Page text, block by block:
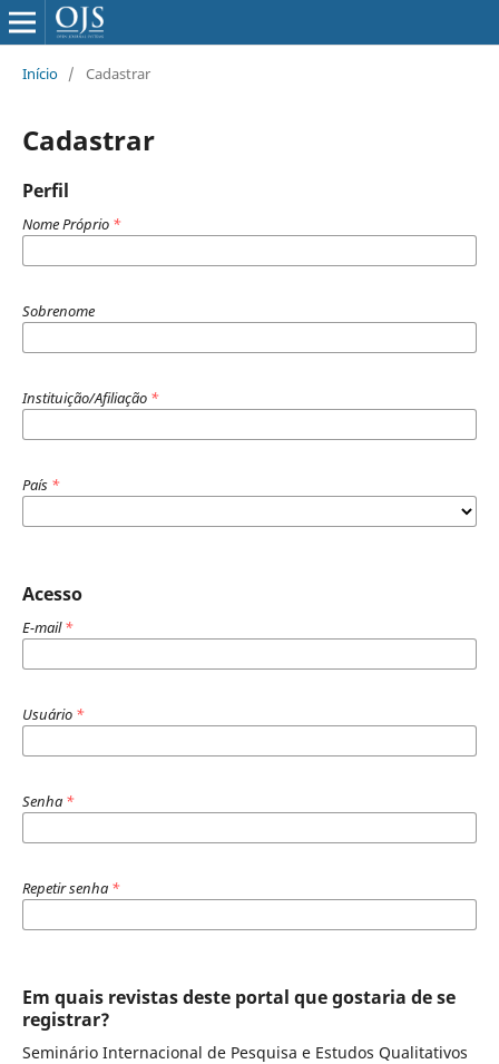
Início / Cadastrar
Cadastrar
Perfil
Nome Próprio *
Sobrenome
Instituição/Afiliação *
País *
Acesso
E-mail*
Usuário *
Senha *
Repetir senha *
Em quais revistas deste portal que gostaria de se
registrar?
Seminário Internacional de Pesquisa e Estudos Qualitativos